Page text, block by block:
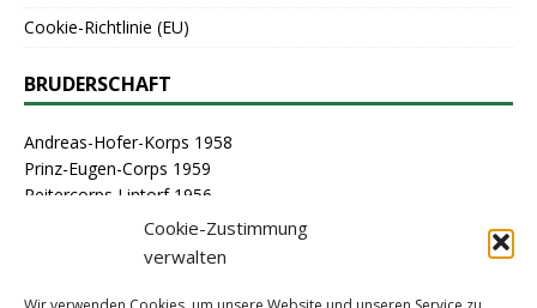
Cookie-Zustimmung
verwalten
Cookie-Richtlinie (EU)
BRUDERSCHAFT
Andreas-Hofer-Korps 1958
Prinz-Eugen-Corps 1959
Reitercorps Lintorf 1956
St. Georg-Corps 1963
St. Lambertus-Corps 1976
Stammcorps 1963